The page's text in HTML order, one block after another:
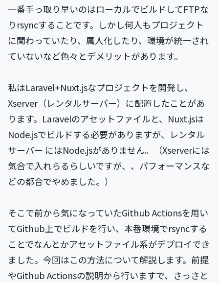
一番手っ取り早いのはローカルでビルドしてFTPな
りrsyncすることです。しかし何人もプロジェクト
に関わっていたり、属人化したり、環境が統一され
ていないなど色々とデメリットがあります。
私はLaravel+Nuxt.jsなプロジェクトを開発し、
Xserver（レンタルサーバー）に配置したことがあ
ります。Laravelのアセットファイルと、Nuxt.jsは
Node.jsでビルドする必要がありますが、レンタル
サーバー にはNode.jsがありません。（Xserverには
気合で入れらるらしいですが、、パフォーマンスな
どの都合でやめました。）
そこで前から気になっていたGithub Actionsを用い
てGithub上でビルドを行い、本番環境でrsyncする
ことでなんとかアセットファイル系がデプロイでき
ました。今回はこの方法について解説します。前提
やGithub Actionsの説明から行いますで、さっさと